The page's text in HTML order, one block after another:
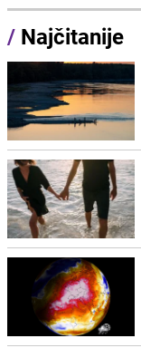
/ Najčitanije